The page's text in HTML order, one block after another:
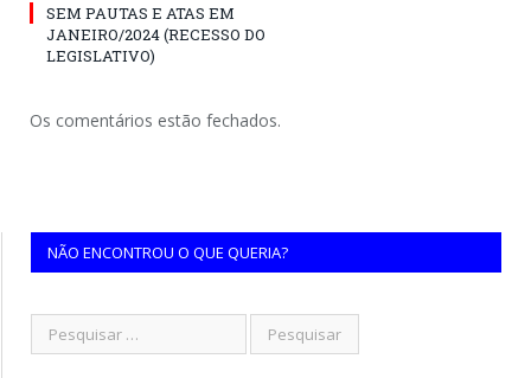
SEM PAUTAS E ATAS EM
JANEIRO/2024 (RECESSO DO
LEGISLATIVO)
Os comentários estão fechados.
NÃO ENCONTROU O QUE QUERIA?